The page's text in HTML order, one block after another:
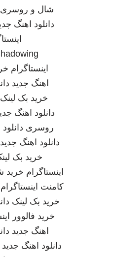
شال و روسری
دانلود اهنگ
اینستاگرام
اهنگ جدید
خرید بک لینک
دانلود اهنگ
روسری
دانلود اهنگ جدید
خرید بک
اینستاگرام خرید
کامنت اینستاگرام
خرید بک لینک
خرید فالوور
اهنگ جدید
دانلود اهنگ جدید